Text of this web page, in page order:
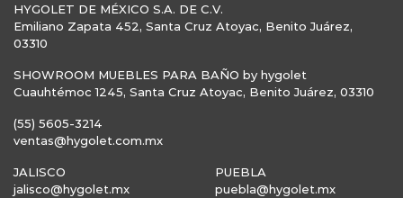
HYGOLET DE MÉXICO S.A. DE C.V.
Emiliano Zapata 452, Santa Cruz Atoyac, Benito Juárez,
03310
SHOWROOM MUEBLES PARA BAÑO by hygolet
Cuauhtémoc 1245, Santa Cruz Atoyac, Benito Juárez, 03310
(55) 5605-3214
ventas@hygolet.com.mx
JALISCO
jalisco@hygolet.mx
PUEBLA
puebla@hygolet.mx